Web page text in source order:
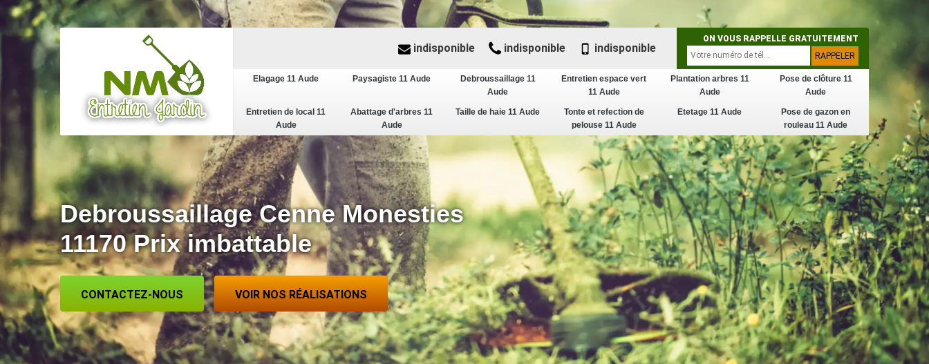
Elagage 11 Aude Paysagiste 11 Aude
Debroussaillage 11
Aude
Entretien espace vert
11 Aude
Plantation arbres 11
Aude
Pose de clôture 11
Aude
Entretien de local 11
Aude
Abattage d'arbres 11
Aude
Taille de haie 11 Aude
Tonte et refection de
pelouse 11 Aude
Etetage 11 Aude
Pose de gazon en
rouleau 11 Aude
indisponible indisponible indisponible
ON VOUS RAPPELLE GRATUITEMENT
Debroussaillage Cenne Monesties
11170 Prix imbattable
CONTACTEZ-NOUS VOIR NOS RÉALISATIONS